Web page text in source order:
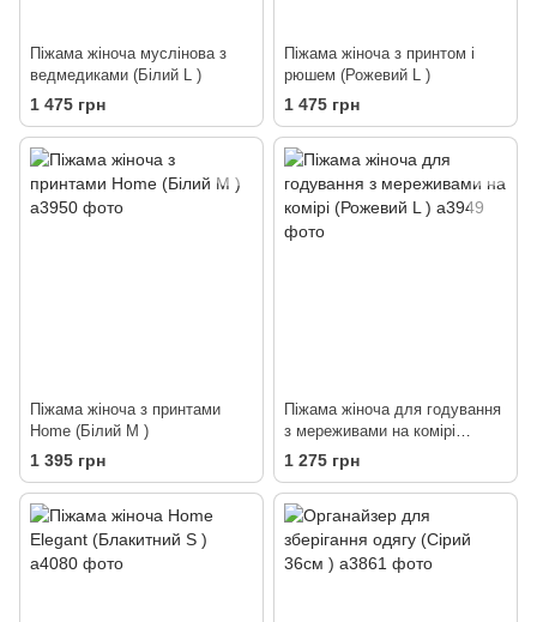
Піжама жіноча муслінова з
ведмедиками (Білий L )
1 475 грн
Піжама жіноча з принтом і
рюшем (Рожевий L )
1 475 грн
Піжама жіноча з принтами
Home (Білий M )
1 395 грн
Піжама жіноча для годування
з мереживами на комірі
(Рожевий L )
1 275 грн